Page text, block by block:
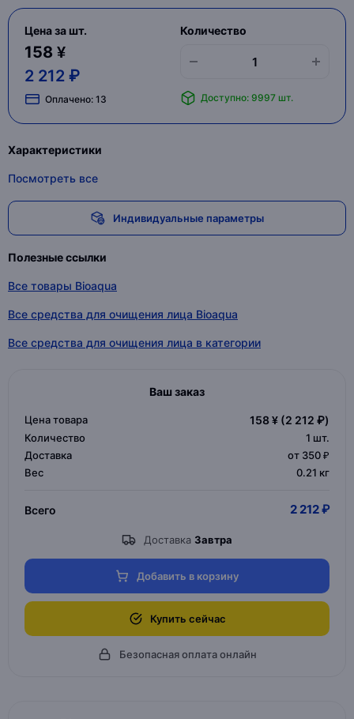
Цена за шт.
158 ¥
2 212 ₽
Оплачено: 13
Количество
Доступно: 9997 шт.
Характеристики
Посмотреть все
Индивидуальные параметры
Полезные ссылки
Все товары Bioaqua
Все средства для очищения лица Bioaqua
Все средства для очищения лица в категории
Ваш заказ
Цена товара 158 ¥ (2 212 ₽)
Количество 1 шт.
Доставка
от 350 ₽
Вес
0.21 кг
Всего 2 212 ₽
Доставка Завтра
Добавить в корзину
Купить сейчас
Безопасная оплата онлайн